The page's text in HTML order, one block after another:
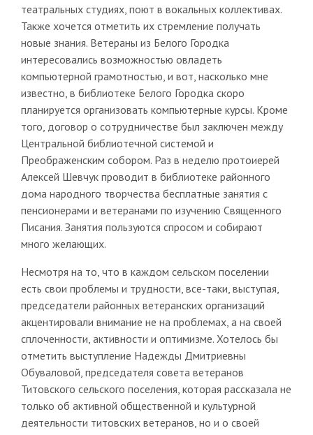
театральных студиях, поют в вокальных коллективах.
Также хочется отметить их стремление получать
новые знания. Ветераны из Белого Городка
интересовались возможностью овладеть
компьютерной грамотностью, и вот, насколько мне
известно, в библиотеке Белого Городка скоро
планируется организовать компьютерные курсы. Кроме
того, договор о сотрудничестве был заключен между
Центральной библиотечной системой и
Преображенским собором. Раз в неделю протоиерей
Алексей Шевчук проводит в библиотеке районного
дома народного творчества бесплатные занятия с
пенсионерами и ветеранами по изучению Священного
Писания. Занятия пользуются спросом и собирают
много желающих.
Несмотря на то, что в каждом сельском поселении
есть свои проблемы и трудности, все-таки, выступая,
председатели районных ветеранских организаций
акцентировали внимание не на проблемах, а на своей
сплоченности, активности и оптимизме. Хотелось бы
отметить выступление Надежды Дмитриевны
Обуваловой, председателя совета ветеранов
Титовского сельского поселения, которая рассказала не
только об активной общественной и культурной
деятельности титовских ветеранов, но и о своей